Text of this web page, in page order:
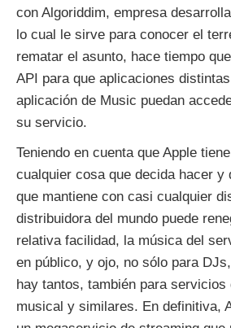
con Algoriddim, empresa
lo cual le sirve para conocer el
rematar el asunto, hace tiempo
API para que aplicaciones
aplicación de Music puedan
su servicio.
Teniendo en cuenta que Apple
cualquier cosa que decida hacer y
que mantiene con casi cualquier
distribuidora del mundo puede
relativa facilidad, la música del
en público, y ojo, no sólo para
hay tantos, también para servicios
musical y similares. En definitiva,